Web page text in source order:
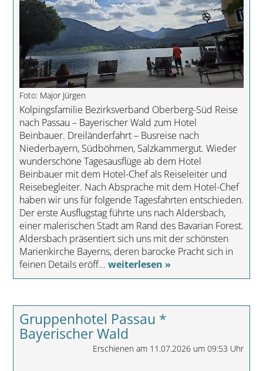
Foto: Major Jürgen
Kolpingsfamilie Bezirksverband Oberberg-Süd Reise
nach Passau – Bayerischer Wald zum Hotel
Beinbauer. Dreiländerfahrt – Busreise nach
Niederbayern, Südböhmen, Salzkammergut. Wieder
wunderschöne Tagesausflüge ab dem Hotel
Beinbauer mit dem Hotel-Chef als Reiseleiter und
Reisebegleiter. Nach Absprache mit dem Hotel-Chef
haben wir uns für folgende Tagesfahrten entschieden.
Der erste Ausflugstag führte uns nach Aldersbach,
einer malerischen Stadt am Rand des Bavarian Forest.
Aldersbach präsentiert sich uns mit der schönsten
Marienkirche Bayerns, deren barocke Pracht sich in
feinen Details eröff... weiterlesen »
Gruppenhotel Passau *
Bayerischer Wald
Erschienen am 11.07.2026 um 09:53 Uhr